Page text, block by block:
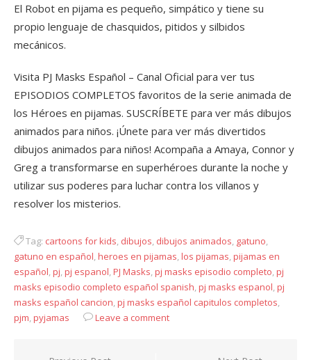
El Robot en pijama es pequeño, simpático y tiene su
propio lenguaje de chasquidos, pitidos y silbidos
mecánicos.
Visita PJ Masks Español – Canal Oficial para ver tus
EPISODIOS COMPLETOS favoritos de la serie animada de
los Héroes en pijamas. SUSCRÍBETE para ver más dibujos
animados para niños. ¡Únete para ver más divertidos
dibujos animados para niños! Acompaña a Amaya, Connor y
Greg a transformarse en superhéroes durante la noche y
utilizar sus poderes para luchar contra los villanos y
resolver los misterios.
Tag: cartoons for kids, dibujos, dibujos animados, gatuno,
gatuno en español,heroes en pijamas,los pijamas,pijamas en
español,pj,pj espanol,PJ Masks,pj masks episodio completo,pj
masks episodio completo español spanish,pj masks espanol,pj
masks español cancion,pj masks español capitulos completos,
pjm,pyjamas Leave a comment